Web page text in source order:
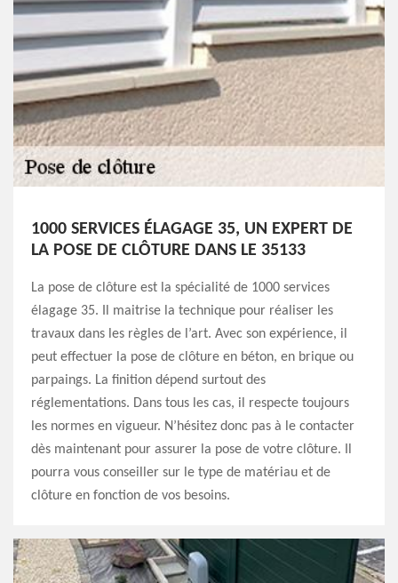
1000 SERVICES ÉLAGAGE 35, UN EXPERT DE
LA POSE DE CLÔTURE DANS LE 35133
La pose de clôture est la spécialité de 1000 services
élagage 35. Il maitrise la technique pour réaliser les
travaux dans les règles de l’art. Avec son expérience, il
peut effectuer la pose de clôture en béton, en brique ou
parpaings. La finition dépend surtout des
réglementations. Dans tous les cas, il respecte toujours
les normes en vigueur. N’hésitez donc pas à le contacter
dès maintenant pour assurer la pose de votre clôture. Il
pourra vous conseiller sur le type de matériau et de
clôture en fonction de vos besoins.